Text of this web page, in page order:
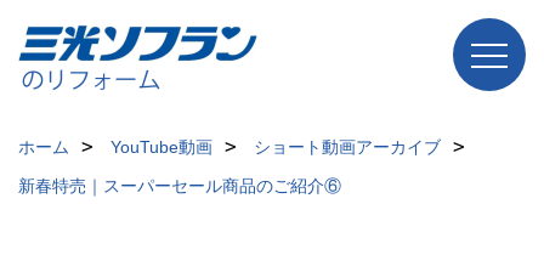
ホーム YouTube動画
ショート動画アーカイブ
新春特売｜スーパーセール商品のご紹介⑥